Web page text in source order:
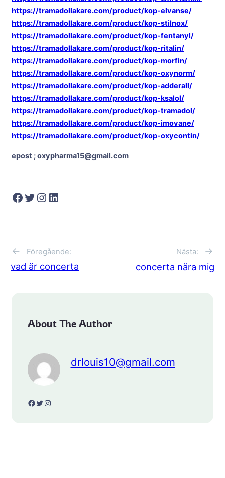
https://tramadollakare.com/product/kop-elvanse/
https://tramadollakare.com/product/kop-stilnox/
https://tramadollakare.com/product/kop-fentanyl/
https://tramadollakare.com/product/kop-ritalin/
https://tramadollakare.com/product/kop-morfin/
https://tramadollakare.com/product/kop-oxynorm/
https://tramadollakare.com/product/kop-adderall/
https://tramadollakare.com/product/kop-ksalol/
https://tramadollakare.com/product/kop-tramadol/
https://tramadollakare.com/product/kop-imovane/
https://tramadollakare.com/product/kop-oxycontin/
epost ; oxypharma15@gmail.com
Facebook Twitter Instagram LinkedIn
← Föregående:
vad är concerta
Nästa:
concerta nära mig
→
About The Author
drlouis10@gmail.com
Facebook Twitter Instagram